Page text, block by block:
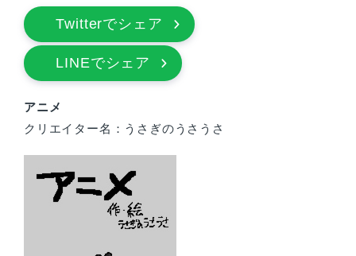
Twitterでシェア
LINEでシェア
アニメ
クリエイター名：うさぎのうさうさ